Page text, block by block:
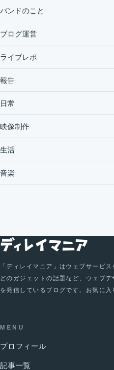
バンドのこと
ブログ運営
ライブレポ
報告
日常
映像制作
生活
音楽
「ディレイマニア」はウェブサービ
どのガジェットの話題など、ウェブ
を発信しているブログです。お気に
MENU
プロフィール
記事一覧